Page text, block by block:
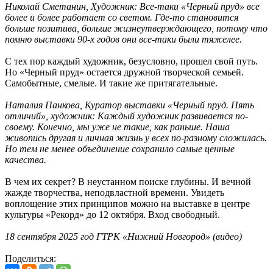
Николай Сметанин, Художник: Все-таки «Черный пруд» все
более и более работает со светом. Где-то становится
больше позитива, больше жизнеутверждающего, потому что
помню выставки 90-х годов они все-таки были тяжелее.
С тех пор каждый художник, безусловно, прошел свой путь.
Но «Черный пруд» остается дружной творческой семьей.
Самобытные, смелые. И такие же притягательные.
Наталия Панкова, Куратор выставки «Черный пруд. Пять
отличий», художник: Каждый художник развивается по-
своему. Конечно, мы уже не такие, как раньше. Наша
живопись другая и личная жизнь у всех по-разному сложилась.
Но тем не менее объединение сохранило самые ценные
качества.
В чем их секрет? В неустанном поиске глубины. И вечной
жажде творчества, неподвластной времени. Увидеть
воплощение этих принципов можно на выставке в центре
культуры «Рекорд» до 12 октября. Вход свободный.
18 сентября 2025 год ГТРК «Нижний Новгород» (видео)
Поделиться: